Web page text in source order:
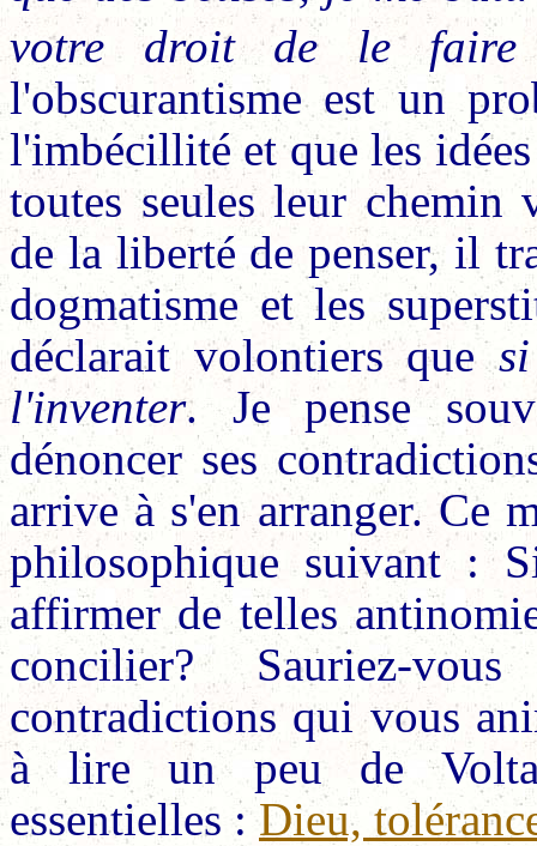
votre droit de le
l'obscurantisme est un
l'imbécillité et que les
toutes seules leur
de la liberté de penser, il
dogmatisme et les
déclarait volontiers que
l'inventer. Je pense
dénoncer ses
arrive à s'en arranger. Ce
philosophique suivant :
affirmer de telles
concilier? Sauriez-
contradictions qui vous
à lire un peu de
essentielles : Dieu,